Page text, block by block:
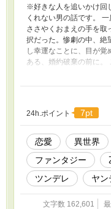
※好きな人を追いかけ回
くれない男の話です。
ささやくおまえの手を取
択だった。惨劇の中、絶
し幸運なことに、目が
ある、婚約破棄の前に
おまえの手は、決して
る？」 ――次は、間違
れ違い ※ヒーローの攻
ら……。
24h.ポイント 7pt
恋愛 異世界
ファンタジー
ツンデレ
ヤン
文字数 162,601